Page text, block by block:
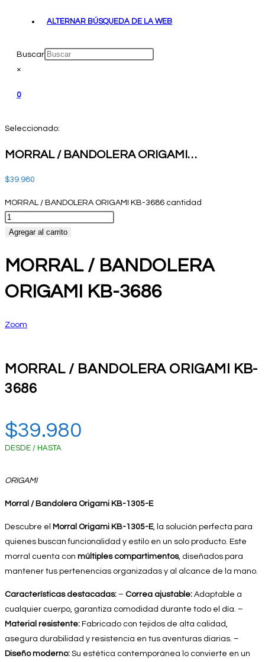
ALTERNAR BÚSQUEDA DE LA WEB
Buscar
×
0
Seleccionado:
MORRAL / BANDOLERA ORIGAMI…
$39.980
MORRAL / BANDOLERA ORIGAMI KB-3686 cantidad
Agregar al carrito
MORRAL / BANDOLERA
ORIGAMI KB-3686
Zoom
MORRAL / BANDOLERA ORIGAMI KB-
3686
$39.980
DESDE / HASTA
ORIGAMI
Morral / Bandolera Origami KB-1305-E
Descubre el Morral Origami KB-1305-E, la solución perfecta para
quienes buscan funcionalidad y estilo en un solo producto. Este
morral cuenta con múltiples compartimentos, diseñados para
mantener tus pertenencias organizadas y al alcance de la mano.
Características destacadas: – Correa ajustable: Adaptable a
cualquier cuerpo, garantiza comodidad durante todo el día. –
Material resistente: Fabricado con tejidos de alta calidad,
asegura durabilidad y resistencia en tus aventuras diarias. –
Diseño moderno: Su estética contemporánea lo convierte en un